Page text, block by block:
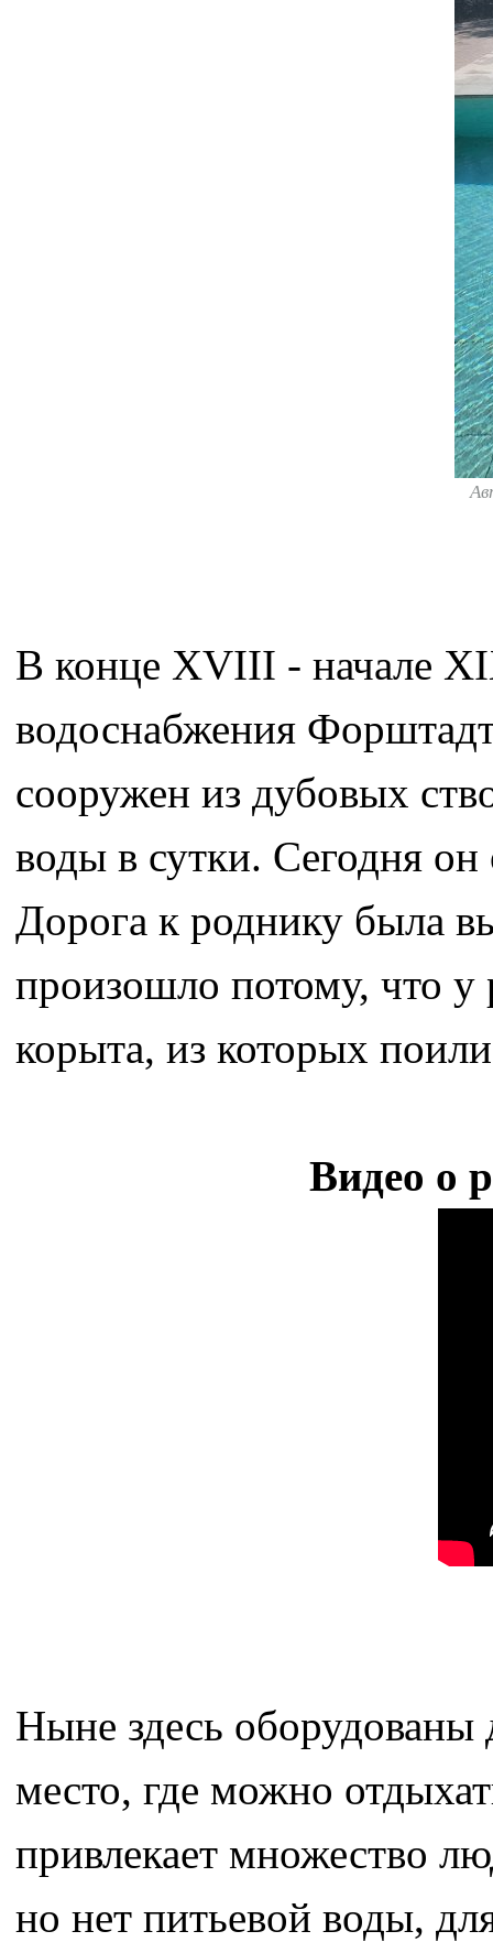
В конце XVIII - начале
водоснабжения
сооружен из дубовых
воды в сутки. Сегодня
Дорога к роднику была
произошло потому, что
корыта, из которых поили
Видео о
Ныне здесь
место, где можно
привлекает множество
но нет питьевой воды,